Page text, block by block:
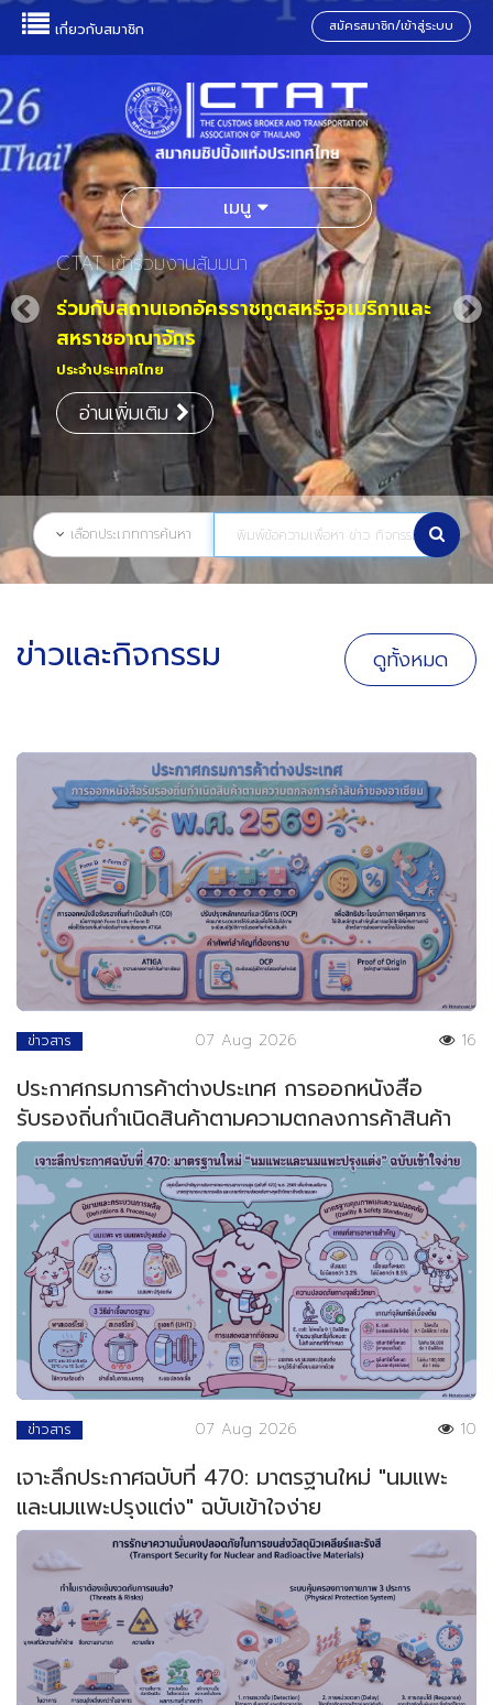
CTAT เข้าร่วมงานสัมมนา
ร่วมกับสถานเอกอัครราชทูตสหรัฐอเมริกาและ
สหราชอาณาจักร
ประจำประเทศไทย
อ่านเพิ่มเติม
เกี่ยวกับสมาชิก สมัครสมาชิก/เข้าสู่ระบบ
เมนู
เลือกประเภทการค้นหา
ข่าวและกิจกรรม ดูทั้งหมด
ข่าวสาร 07 Aug 2026 16
ประกาศกรมการค้าต่างประเทศ การออกหนังสือ
รับรองถิ่นกำเนิดสินค้าตามความตกลงการค้าสินค้า
ของอาเซียน
ข่าวสาร 07 Aug 2026 10
เจาะลึกประกาศฉบับที่ 470: มาตรฐานใหม่ "นมแพะ
และนมแพะปรุงแต่ง" ฉบับเข้าใจง่าย